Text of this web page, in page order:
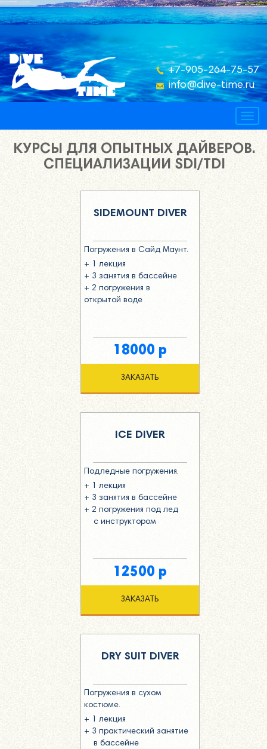
+7-905-264-75-57
info@dive-time.ru
КУРСЫ ДЛЯ ОПЫТНЫХ ДАЙВЕРОВ.
СПЕЦИАЛИЗАЦИИ SDI/TDI
SIDEMOUNT DIVER
Погружения в Сайд Маунт.
+ 1 лекция
+ 3 занятия в бассейне
+ 2 погружения в
открытой воде
18000 р
ЗАКАЗАТЬ
ICE DIVER
Подледные погружения.
+ 1 лекция
+ 3 занятия в бассейне
+ 2 погружения под лед
с инструктором
12500 р
ЗАКАЗАТЬ
DRY SUIT DIVER
Погружения в сухом
костюме.
+ 1 лекция
+ 3 практический занятие
в бассейне